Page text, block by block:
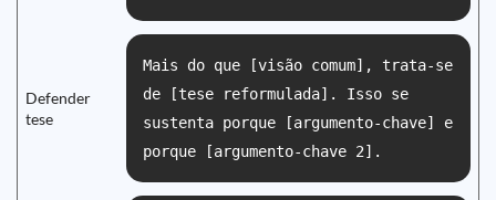
Defender
tese
Mais do que [visão comum], trata-se
de [tese reformulada]. Isso se
sustenta porque [argumento-chave] e
porque [argumento-chave 2].